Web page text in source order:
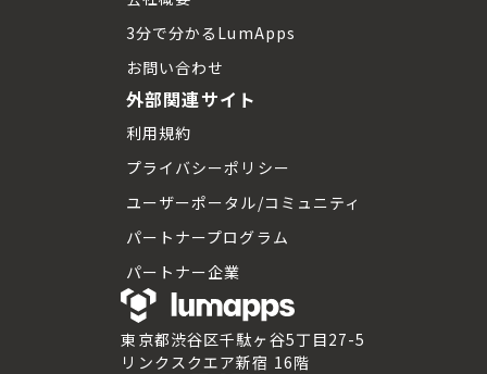
東京都渋谷区千駄ヶ谷5丁目27-5
リンクスクエア新宿 16階
3分で分かるLumApps
お問い合わせ
外部関連サイト
利用規約
プライバシーポリシー
ユーザーポータル/コミュニティ
パートナープログラム
パートナー企業